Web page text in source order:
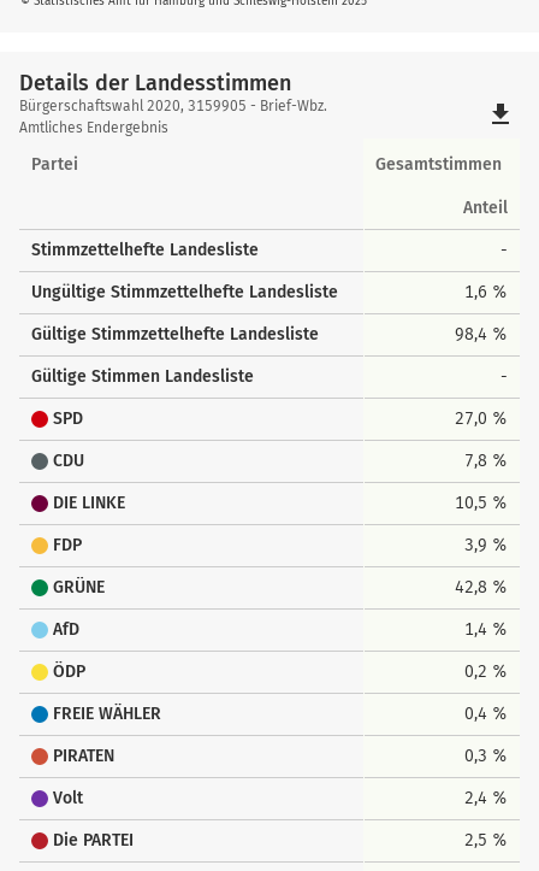
Details der Landesstimmen
Details
der
Landesstimmen
Bürgerschaftswahl 2020, 3159905 - Brief-Wbz.
Amtliches Endergebnis
file_download
Partei Gesamtstimmen
Anteil
Stimmzettelhefte Landesliste -
Ungültige Stimmzettelhefte Landesliste 1,6 %
Gültige Stimmzettelhefte Landesliste 98,4 %
Gültige Stimmen Landesliste -
SPD 27,0 %
CDU 7,8 %
DIE LINKE 10,5 %
FDP 3,9 %
GRÜNE 42,8 %
AfD 1,4 %
ÖDP 0,2 %
FREIE WÄHLER 0,4 %
PIRATEN 0,3 %
Volt 2,4 %
Die PARTEI 2,5 %